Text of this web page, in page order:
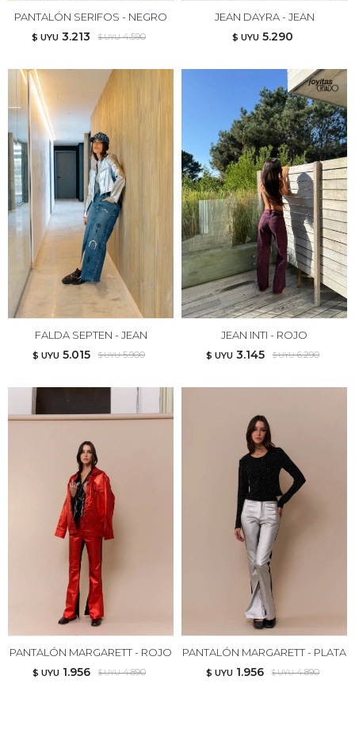
PANTALÓN SERIFOS - NEGRO
$ UYU 3.213 $ UYU 4.590
JEAN DAYRA - JEAN
$ UYU 5.290
FALDA SEPTEN - JEAN
$ UYU 5.015 $ UYU 5.900
JEAN INTI - ROJO
$ UYU 3.145 $ UYU 6.290
PANTALÓN MARGARETT - ROJO
$ UYU 1.956 $ UYU 4.890
PANTALÓN MARGARETT - PLATA
$ UYU 1.956 $ UYU 4.890